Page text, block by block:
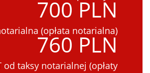
700 PLN
(opłata notarialna)
760 PLN
od taksy notarialnej (opłaty